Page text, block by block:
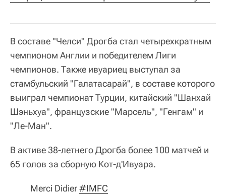
В составе "Челси" Дрогба стал четырехкратным
чемпионом Англии и победителем Лиги
чемпионов. Также ивуариец выступал за
стамбульский "Галатасарай", в составе которого
выиграл чемпионат Турции, китайский "Шанхай
Шэньхуа", французские "Марсель", "Генгам" и
"Ле-Ман".
В активе 38-летнего Дрогба более 100 матчей и
65 голов за сборную Кот-д'Ивуара.
Merci Didier#IMFC